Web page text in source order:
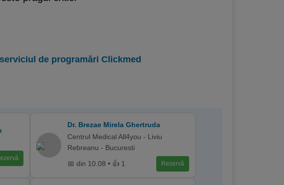
de programări Clickmed
Dr. Brezae Mirela Ghertruda
Centrul Medical All4you - Liviu
Rebreanu - Bucuresti
📅 din 10.08 • 👍 1 Rezervă